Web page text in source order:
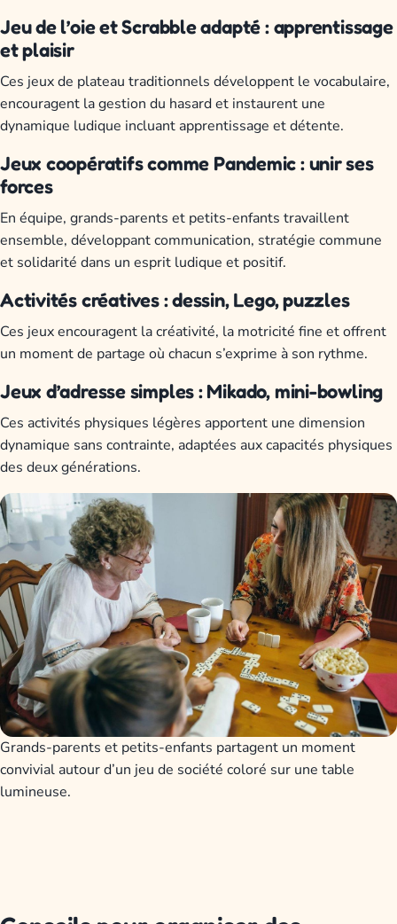
Jeu de l’oie et Scrabble adapté : apprentissage
et plaisir
Ces jeux de plateau traditionnels développent le vocabulaire,
encouragent la gestion du hasard et instaurent une
dynamique ludique incluant apprentissage et détente.
Jeux coopératifs comme Pandemic : unir ses
forces
En équipe, grands-parents et petits-enfants travaillent
ensemble, développant communication, stratégie commune
et solidarité dans un esprit ludique et positif.
Activités créatives : dessin, Lego, puzzles
Ces jeux encouragent la créativité, la motricité fine et offrent
un moment de partage où chacun s’exprime à son rythme.
Jeux d’adresse simples : Mikado, mini-bowling
Ces activités physiques légères apportent une dimension
dynamique sans contrainte, adaptées aux capacités physiques
des deux générations.
Grands-parents et petits-enfants partagent un moment
convivial autour d’un jeu de société coloré sur une table
lumineuse.